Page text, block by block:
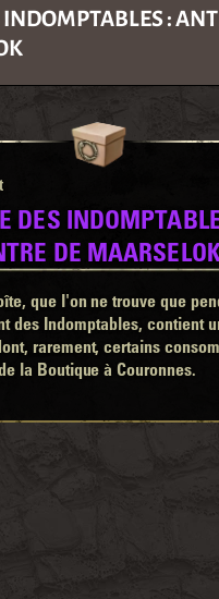
INDOMPTABLES :
DES
DE
que l'on ne trouve que
des Indomptables, contient
rarement, certains
la Boutique à Couronnes.